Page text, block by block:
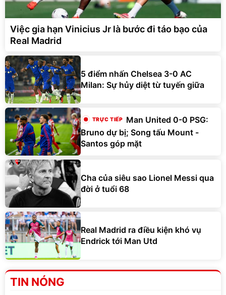
Việc gia hạn Vinicius Jr là bước đi táo bạo của
Real Madrid
5 điểm nhấn Chelsea 3-0 AC
Milan: Sự hủy diệt từ tuyến giữa
Man United 0-0 PSG:
Bruno dự bị; Song tấu Mount -
Santos góp mặt
Cha của siêu sao Lionel Messi qua
đời ở tuổi 68
Real Madrid ra điều kiện khó vụ
Endrick tới Man Utd
TIN NÓNG